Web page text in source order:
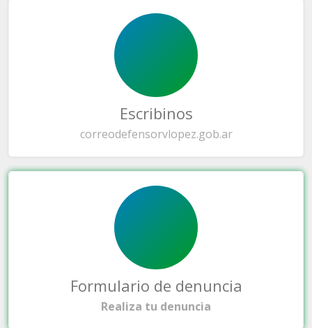
Escribinos
correodefensorvlopez.gob.ar
Formulario de denuncia
Realiza tu denuncia